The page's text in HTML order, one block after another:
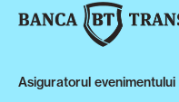
Asiguratorul evenimentului